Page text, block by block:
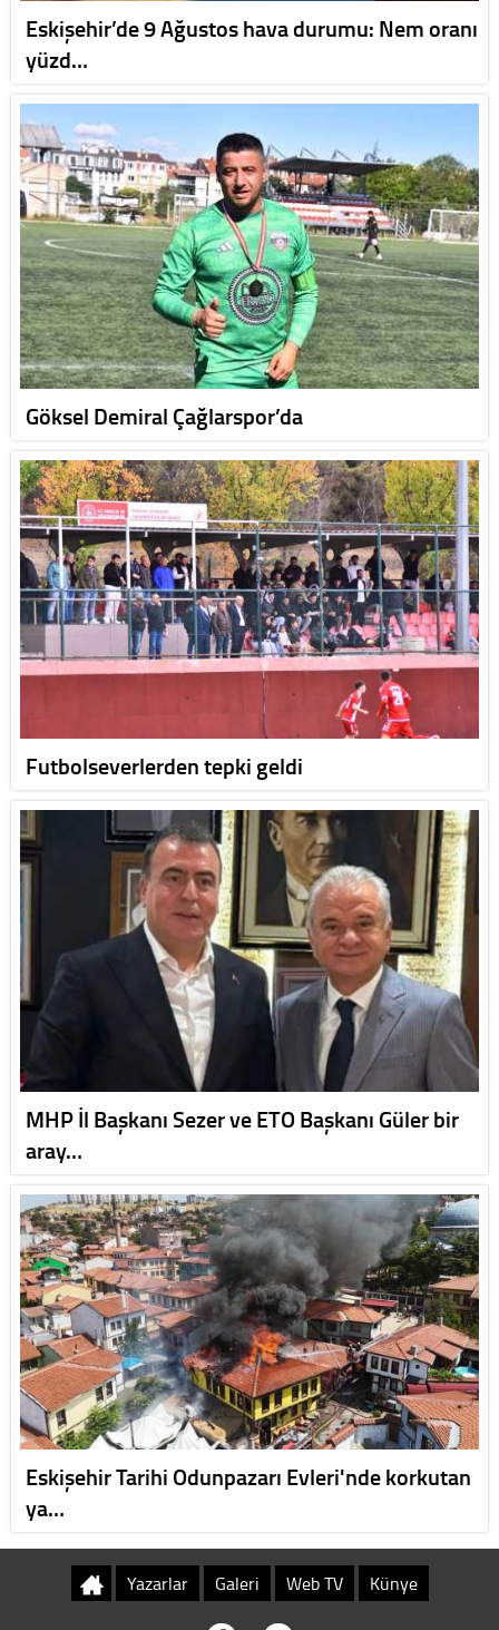
Eskişehir’de 9 Ağustos hava durumu: Nem oranı
yüzd…
Göksel Demiral Çağlarspor’da
Futbolseverlerden tepki geldi
MHP İl Başkanı Sezer ve ETO Başkanı Güler bir
aray…
Eskişehir Tarihi Odunpazarı Evleri'nde korkutan
ya…
Yazarlar Galeri Web TV Künye